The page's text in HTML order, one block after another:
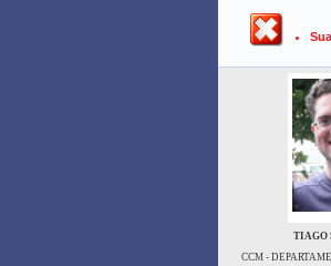
UFPB ›
TIAGO
CCM -